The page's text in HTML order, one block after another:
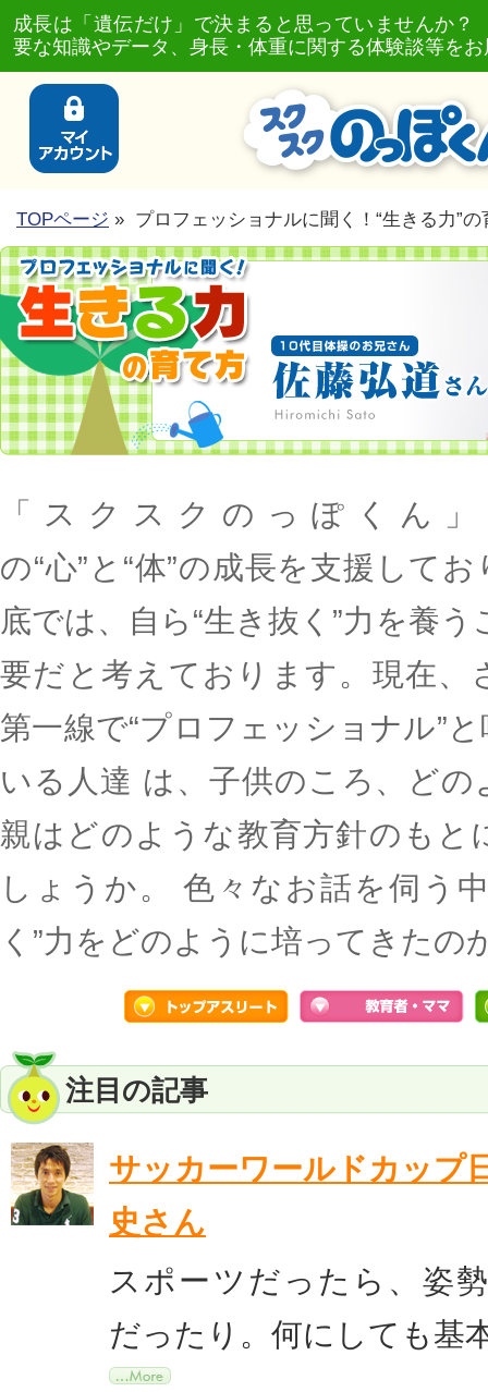
成長は「遺伝だけ」で決まると思っていませんか
要な知識やデータ、身長・体重に関する体験談等を
TOPページ » プロフェッショナルに聞く！“生きる力”の
「スクスクのっぽくん
の“心”と“体”の成長を支援して
底では、自ら“生き抜く”力を養
要だと考えております。現在、
第一線で“プロフェッショナル”
いる人達 は、子供のころ、ど
親はどのような教育方針のもと
しょうか。 色々なお話を伺う
く”力をどのように培ってきたの
注目の記事
サッカーワールドカッ
史さん
スポーツだったら、姿
だったり。何にしても基